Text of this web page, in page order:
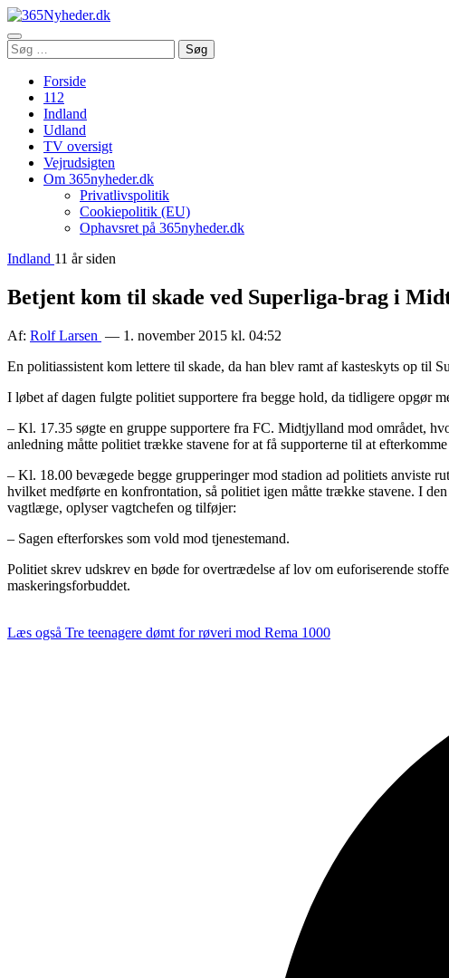
Åbn
menu
Søg
efter:
Søg
Forside
112
Indland
Udland
TV oversigt
Vejrudsigten
Om 365nyheder.dk
Privatlivspolitik
Cookiepolitik (EU)
Ophavsret på 365nyheder.dk
Indland 11 år siden
Betjent kom til skade ved Superliga-brag i
Af: Rolf Larsen — 1. november 2015 kl. 04:52
En politiassistent kom lettere til skade, da han blev ramt af kasteskyts op til
I løbet af dagen fulgte politiet supportere fra begge hold, da tidligere opgør
– Kl. 17.35 søgte en gruppe supportere fra FC. Midtjylland mod området,
anledning måtte politiet trække stavene for at få supporterne til at
– Kl. 18.00 bevægede begge grupperinger mod stadion ad politiets anviste
hvilket medførte en konfrontation, så politiet igen måtte trække stavene. I
vagtlæge, oplyser vagtchefen og tilføjer:
– Sagen efterforskes som vold mod tjenestemand.
Politiet skrev udskrev en bøde for overtrædelse af lov om euforiserende
maskeringsforbuddet.
Læs også Tre teenagere dømt for røveri mod Rema 1000